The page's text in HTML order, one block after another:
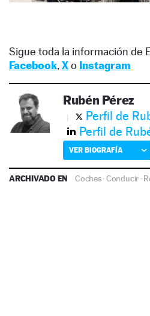
Sigue toda la información de
Facebook, Xo Instagram
Rubén Pérez
Perfil de
Perfil de
VER BIOGRAFÍA
ARCHIVADO EN Coches·Conducir ·